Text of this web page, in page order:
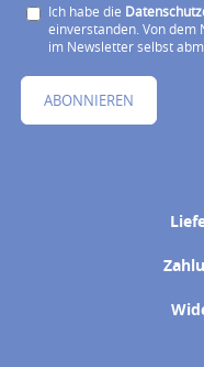
Ich habe die
einverstanden. Von dem
im Newsletter selbst
ABONNIEREN